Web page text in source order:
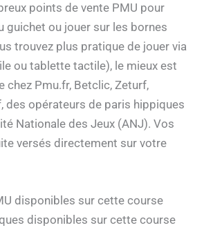
points de vente PMU pour
guichet ou jouer sur les bornes
trouvez plus pratique de jouer via
ou tablette tactile), le mieux est
chez Pmu.fr, Betclic, Zeturf,
des opérateurs de paris hippiques
Nationale des Jeux (ANJ). Vos
versés directement sur votre
disponibles sur cette course
disponibles sur cette course